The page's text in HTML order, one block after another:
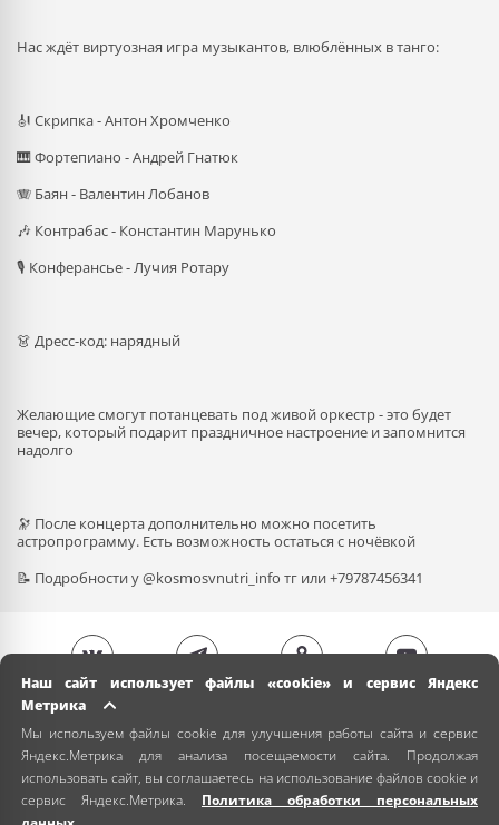
Нас ждёт виртуозная игра музыкантов, влюблённых в танго:
🎻 Скрипка - Антон Хромченко
🎹 Фортепиано - Андрей Гнатюк
🪗 Баян - Валентин Лобанов
🎶 Контрабас - Константин Марунько
🎙️ Конферансье - Лучия Ротару
👗 Дресс-код: нарядный
Желающие смогут потанцевать под живой оркестр - это будет
вечер, который подарит праздничное настроение и запомнится
надолго
🔭 После концерта дополнительно можно посетить
астропрограмму. Есть возможность остаться с ночёвкой
📝 Подробности у @kosmosvnutri_info тг или +79787456341
Наш сайт использует файлы «cookie» и сервис Яндекс
Метрика
Мы используем файлы cookie для улучшения работы сайта и сервис
Яндекс.Метрика для анализа посещаемости сайта. Продолжая
использовать сайт, вы соглашаетесь на использование файлов cookie и
сервис Яндекс.Метрика. Политика обработки персональных